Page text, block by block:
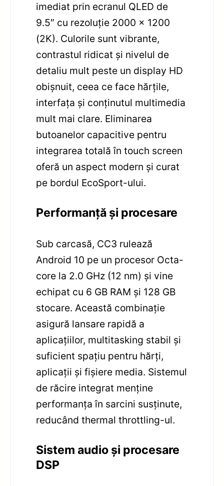
imediat prin ecranul QLED de
9.5″ cu rezoluție 2000 x 1200
(2K). Culorile sunt vibrante,
contrastul ridicat și nivelul de
detaliu mult peste un display HD
obișnuit, ceea ce face hărțile,
interfața și conținutul multimedia
mult mai clare. Eliminarea
butoanelor capacitive pentru
integrarea totală în touch screen
oferă un aspect modern și curat
pe bordul EcoSport-ului.
Performanță și procesare
Sub carcasă, CC3 rulează
Android 10 pe un procesor Octa-
core la 2.0 GHz (12 nm) și vine
echipat cu 6 GB RAM și 128 GB
stocare. Această combinație
asigură lansare rapidă a
aplicațiilor, multitasking stabil și
suficient spațiu pentru hărți,
aplicații și fișiere media. Sistemul
de răcire integrat menține
performanța în sarcini susținute,
reducând thermal throttling-ul.
Sistem audio și procesare
DSP